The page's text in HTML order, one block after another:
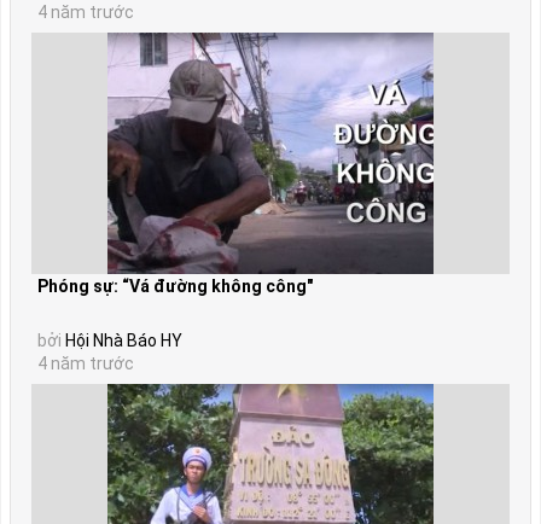
4 năm trước
Phóng sự: “Vá đường không công"
bởi Hội Nhà Báo HY
4 năm trước